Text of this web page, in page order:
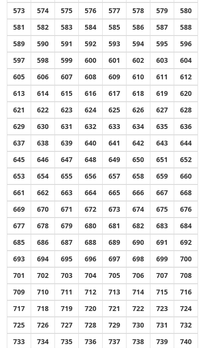
573
574 575 576 577 578 579
580
581
582 583 584 585 586 587
588
589
590 591 592 593 594 595
596
597
598 599 600 601 602 603
604
605
606 607 608 609 610 611
612
613
614 615 616 617 618 619
620
621
622 623 624 625 626 627
628
629
630 631 632 633 634 635
636
637
638 639 640 641 642 643
644
645
646 647 648 649 650 651
652
653
654 655 656 657 658 659
660
661
662 663 664 665 666 667
668
669
670 671 672 673 674 675
676
677
678 679 680 681 682 683
684
685
686 687 688 689 690 691
692
693
694 695 696 697 698 699
700
701
702 703 704 705 706 707
708
709
710 711 712 713 714 715
716
717
718 719 720 721 722 723
724
725
726 727 728 729 730 731
732
733
734 735 736 737 738 739
740